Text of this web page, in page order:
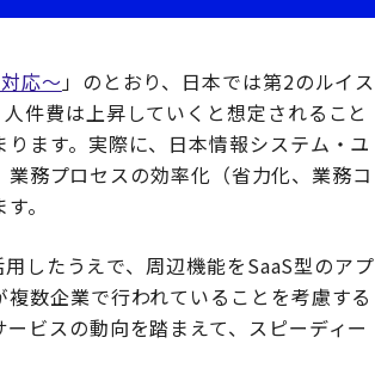
応～」のとおり、日本では第2のルイス
件費は上昇していくと想定されること
ます。実際に、日本情報システム・ユ
業務プロセスの効率化（省力化、業務コ
。
したうえで、周辺機能をSaaS型のアプ
数企業で行われていることを考慮する
ビスの動向を踏まえて、スピーディー